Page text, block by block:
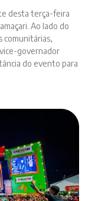
desta terça-feira
Ao lado do
comunitárias,
governador
do evento para